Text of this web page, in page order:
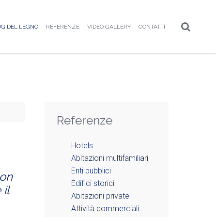
DEL LEGNO REFERENZE VIDEO GALLERY CONTATTI
il
Referenze
Hotels
Abitazioni multifamiliari
Enti pubblici
Edifici storici
Abitazioni private
Attività commerciali